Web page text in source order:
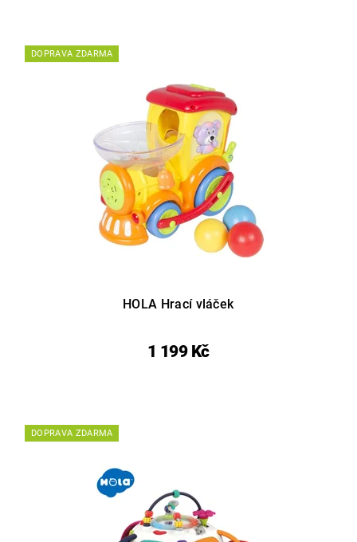
DOPRAVA ZDARMA
HOLA Hrací vláček
1 199 Kč
DOPRAVA ZDARMA